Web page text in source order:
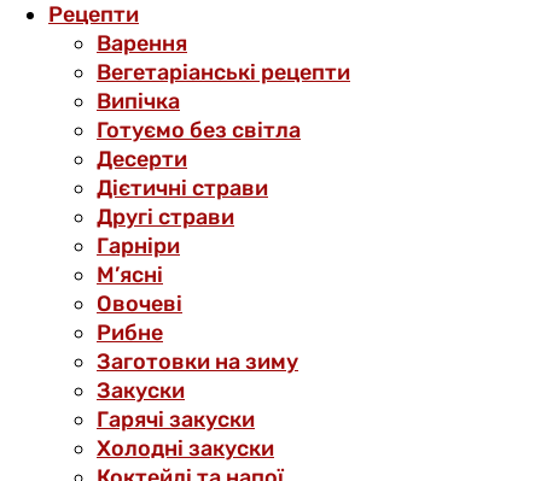
Рецепти
Варення
Вегетаріанські рецепти
Випічка
Готуємо без світла
Десерти
Дієтичні страви
Другі страви
Гарніри
М’ясні
Овочеві
Рибне
Заготовки на зиму
Закуски
Гарячі закуски
Холодні закуски